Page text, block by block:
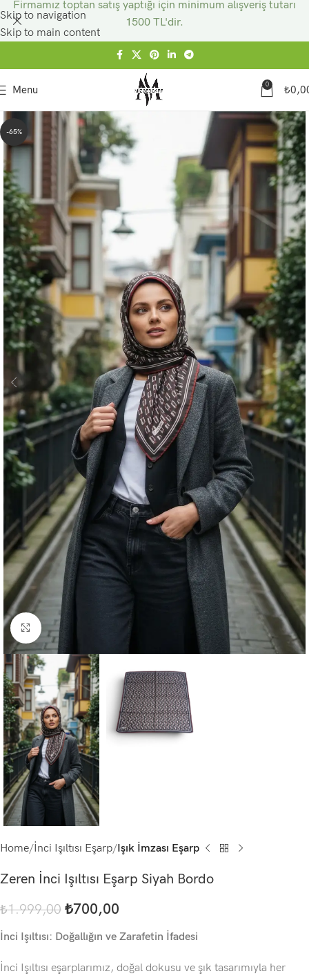
Skip to navigation
Skip to main content
Menu 0 ₺
-65%
Click to enlarge
Home İnci Işıltısı Eşarp Işık İmzası Eşarp
Zeren İnci Işıltısı Eşarp Siyah Bordo
₺1.999,00 ₺700,00
İnci Işıltısı: Doğallığın ve Zarafetin İfadesi
İnci Işıltısı eşarplarımız, doğal dokusu ve şık tasarımıyla her
Firmamız toptan satış yaptığı için minimum alışveriş tutarı
1500 TL'dir.